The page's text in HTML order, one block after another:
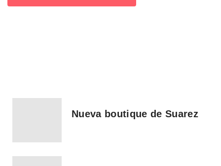
Nueva boutique de Suarez